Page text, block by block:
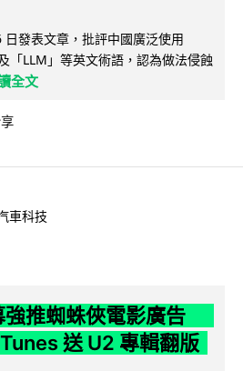
發表文章，批評中國廣泛使用
「LLM」等英文術語，認為做法侵蝕
全文
車科技
強推蜘蛛俠電影廣告
送 U2 專輯翻版